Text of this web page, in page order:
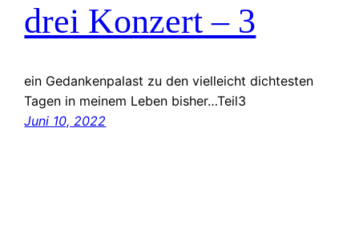
drei Konzert – 3
ein Gedankenpalast zu den vielleicht dichtesten
Tagen in meinem Leben bisher…Teil3
Juni 10, 2022